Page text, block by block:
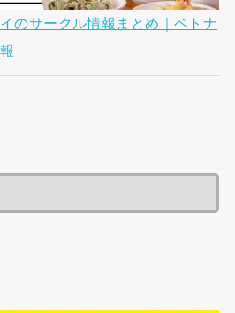
のサークル情報まとめ｜ベトナ